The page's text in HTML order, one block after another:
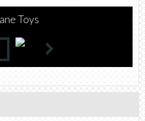
WATTS